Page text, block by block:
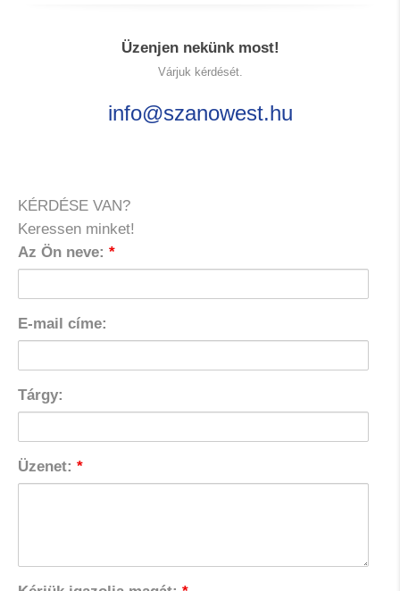
Üzenjen nekünk most!
Várjuk kérdését.
info@szanowest.hu
KÉRDÉSE VAN?
Keressen minket!
Az Ön neve: *
E-mail címe:
Tárgy:
Üzenet: *